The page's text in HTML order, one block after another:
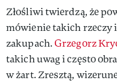
Złośliwi twierdzą, że
mówienie takich rzeczy
zakupach.Grzegorz
takich uwag i często
w żart. Zresztą,